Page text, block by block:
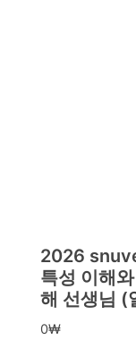
2026
특성 이해
해 선생님 (
0₩